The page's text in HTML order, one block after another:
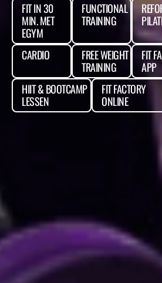
FIT IN 30
MIN. MET
EGYM
FUNCTIONAL
TRAINING
CARDIO
FREE WEIGHT
TRAINING
FIT
APP
HIIT & BOOTCAMP
LESSEN
FIT FACTORY
ONLINE